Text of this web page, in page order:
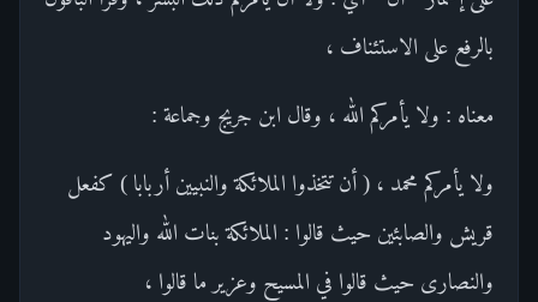
بالرفع على الاستئناف ،
معناه : ولا يأمركم الله ، وقال ابن جريج وجماعة :
ولا يأمركم محمد ، ( أن تتخذوا الملائكة والنبيين أربابا ) كفعل
قريش والصابئين حيث قالوا : الملائكة بنات الله واليهود
والنصارى حيث قالوا في المسيح وعزير ما قالوا ،